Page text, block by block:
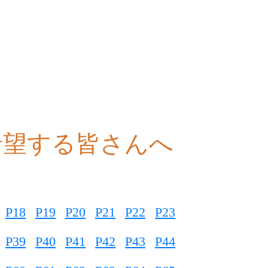
する皆さんへ
P18 P19 P20 P21 P22
P23
P39 P40 P41 P42 P43
P44